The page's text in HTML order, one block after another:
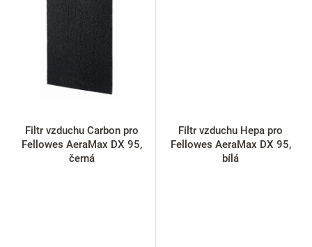
Filtr vzduchu Carbon pro
Fellowes AeraMax DX 95,
černá
Filtr vzduchu Hepa pro
Fellowes AeraMax DX 95,
bílá